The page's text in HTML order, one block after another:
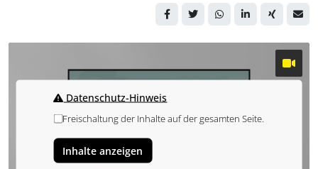
Datenschutz-Hinweis
Freischaltung der Inhalte auf der gesamten Seite.
Inhalte anzeigen